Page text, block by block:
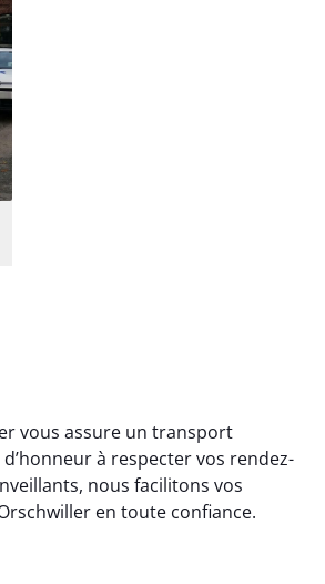
vous assure un transport
à respecter vos rendez-
nous facilitons vos
en toute confiance.